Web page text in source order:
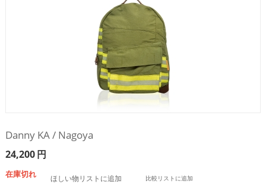
Danny KA / Nagoya
24,200円
在庫切れ ほしい物リストに追加 比較リストに追加